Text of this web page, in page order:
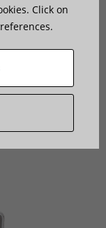
Plate
Click on